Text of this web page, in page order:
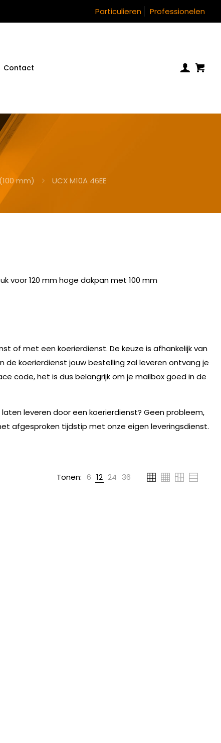
Particulieren Professionelen
Contact
mm) UCX M10A 46EE
voor 120 mm hoge dakpan met 100 mm
of met een koerierdienst. De keuze is afhankelijk van
koerierdienst jouw bestelling zal leveren ontvang je
code, het is dus belangrijk om je mailbox goed in de
leveren door een koerierdienst? Geen probleem,
afgesproken tijdstip met onze eigen leveringsdienst.
Tonen: 6 12 24 36